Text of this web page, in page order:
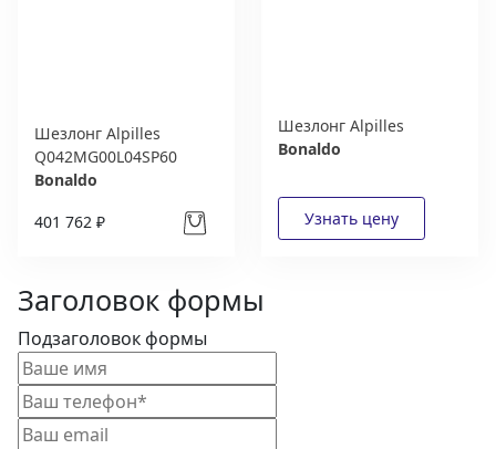
Шезлонг Alpilles
Q042MG00L04SP60
Bonaldo
401 762 ₽
Шезлонг Alpilles
Bonaldo
Заголовок формы
Подзаголовок формы